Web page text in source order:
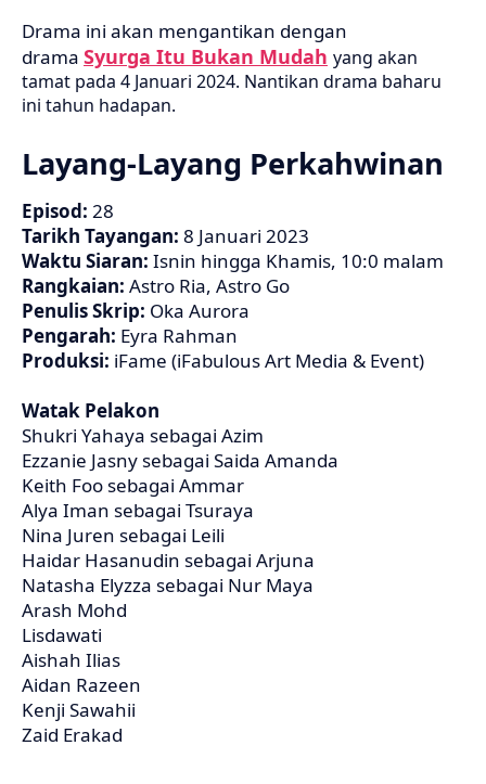
Drama ini akan mengantikan dengan
drama Syurga Itu Bukan Mudah yang akan
tamat pada 4 Januari 2024. Nantikan drama baharu
ini tahun hadapan.
Layang-Layang Perkahwinan
Episod: 28
Tarikh Tayangan: 8 Januari 2023
Waktu Siaran: Isnin hingga Khamis, 10:0 malam
Rangkaian: Astro Ria, Astro Go
Penulis Skrip: Oka Aurora
Pengarah: Eyra Rahman
Produksi: iFame (iFabulous Art Media & Event)
Watak Pelakon
Shukri Yahaya sebagai Azim
Ezzanie Jasny sebagai Saida Amanda
Keith Foo sebagai Ammar
Alya Iman sebagai Tsuraya
Nina Juren sebagai Leili
Haidar Hasanudin sebagai Arjuna
Natasha Elyzza sebagai Nur Maya
Arash Mohd
Lisdawati
Aishah Ilias
Aidan Razeen
Kenji Sawahii
Zaid Erakad